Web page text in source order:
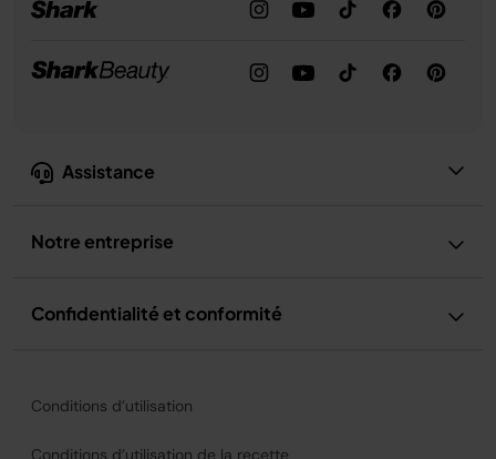
Assistance
Notre entreprise
Confidentialité et conformité
Conditions d’utilisation
Conditions d’utilisation de la recette